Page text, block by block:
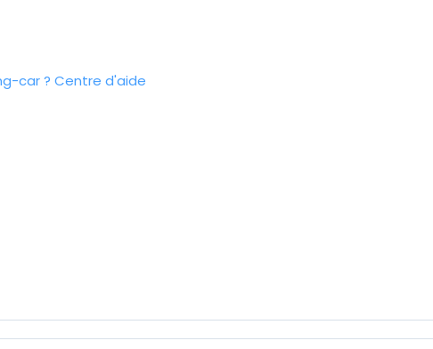
car ? Centre d'aide